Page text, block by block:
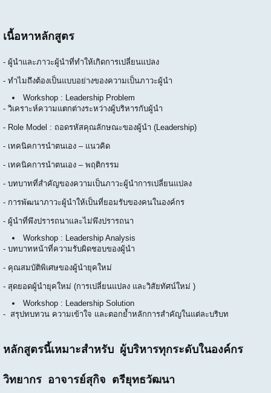
เนื้อหาหลักสูตร
- ผู้นำและภาวะผู้นำที่ทำให้เกิดการเปลี่ยนแปลง
- ทำไมถึงต้องเป็นแบบอย่างของความเป็นภาวะผู้นำ
Workshop : Leadership Problem
- วิเคราะห์ความแตกต่างระหว่างผู้บริหารกับผู้นำ
- Role Model : ถอดรหัสคุณลักษณะของผู้นำ (Leadership)
- เทคนิคการนำตนเอง – แนวคิด
- เทคนิคการนำตนเอง – พฤติกรรม
- บทบาทที่สำคัญของความเป็นภาวะผู้นำการเปลี่ยนแปลง
- การพัฒนาภาวะผู้นำให้เป็นที่ยอมรับของคนในองค์กร
- ผู้นำที่พึงปรารถนาและไม่พึงปรารถนา
Workshop : Leadership Analysis
- บทบาทหน้าที่ความรับผิดชอบของผู้นำ
- คุณสมบัติพิเศษของผู้นำยุคใหม่
- สุดยอดผู้นำยุคใหม่ (การเปลี่ยนแปลง และวิสัยทัศน์ใหม่ )
Workshop : Leadership Solution
- สรุปทบทวน ความเข้าใจ และตอกย้ำหลักการสำคัญในแต่ละบริบท
หลักสูตรนี้เหมาะสำหรับ ผู้บริหารทุกระดับในองค์กร
วิทยากร อาจารย์สุกิจ ตรียุทธวัฒนา